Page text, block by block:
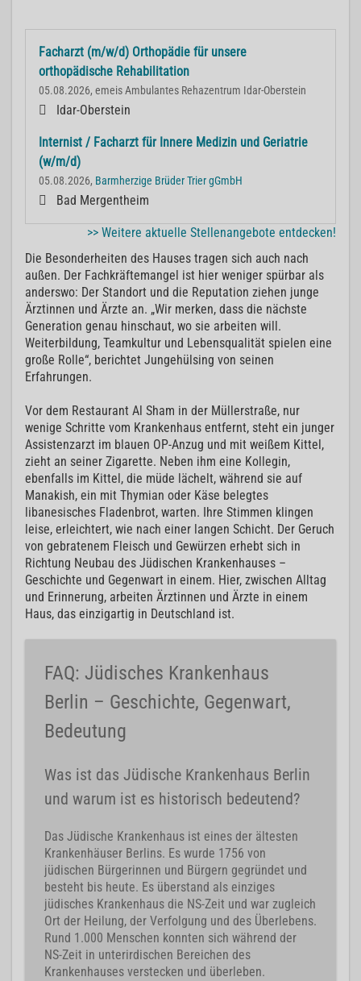
Facharzt (m/w/d) Orthopädie für unsere
orthopädische Rehabilitation
05.08.2026, emeis Ambulantes Rehazentrum Idar-Oberstein
Idar-Oberstein
Internist / Facharzt für Innere Medizin und Geriatrie
(w/m/d)
05.08.2026, Barmherzige Brüder Trier gGmbH
Bad Mergentheim
>> Weitere aktuelle Stellenangebote entdecken!
Die Besonderheiten des Hauses tragen sich auch nach
außen. Der Fachkräftemangel ist hier weniger spürbar als
anderswo: Der Standort und die Reputation ziehen junge
Ärztinnen und Ärzte an. „Wir merken, dass die nächste
Generation genau hinschaut, wo sie arbeiten will.
Weiterbildung, Teamkultur und Lebensqualität spielen eine
große Rolle“, berichtet Jungehülsing von seinen
Erfahrungen.
Vor dem Restaurant Al Sham in der Müllerstraße, nur
wenige Schritte vom Krankenhaus entfernt, steht ein junger
Assistenzarzt im blauen OP-Anzug und mit weißem Kittel,
zieht an seiner Zigarette. Neben ihm eine Kollegin,
ebenfalls im Kittel, die müde lächelt, während sie auf
Manakish, ein mit Thymian oder Käse belegtes
libanesisches Fladenbrot, warten. Ihre Stimmen klingen
leise, erleichtert, wie nach einer langen Schicht. Der Geruch
von gebratenem Fleisch und Gewürzen erhebt sich in
Richtung Neubau des Jüdischen Krankenhauses –
Geschichte und Gegenwart in einem. Hier, zwischen Alltag
und Erinnerung, arbeiten Ärztinnen und Ärzte in einem
Haus, das einzigartig in Deutschland ist.
FAQ: Jüdisches Krankenhaus
Berlin – Geschichte, Gegenwart,
Bedeutung
Was ist das Jüdische Krankenhaus Berlin
und warum ist es historisch bedeutend?
Das Jüdische Krankenhaus ist eines der ältesten
Krankenhäuser Berlins. Es wurde 1756 von
jüdischen Bürgerinnen und Bürgern gegründet und
besteht bis heute. Es überstand als einziges
jüdisches Krankenhaus die NS-Zeit und war zugleich
Ort der Heilung, der Verfolgung und des Überlebens.
Rund 1.000 Menschen konnten sich während der
NS-Zeit in unterirdischen Bereichen des
Krankenhauses verstecken und überleben.